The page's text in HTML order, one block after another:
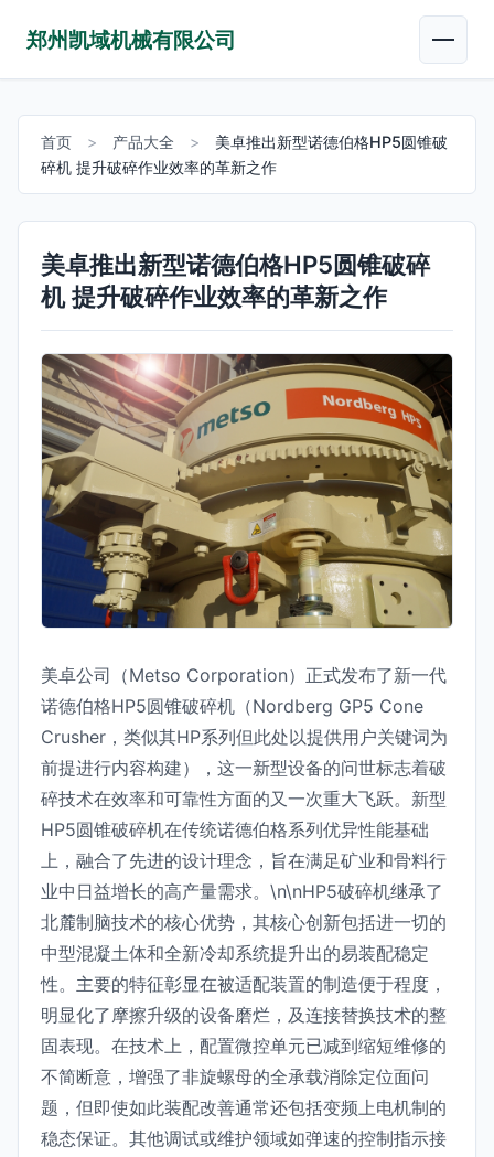
郑州凯域机械有限公司
首页 > 产品大全 >
美卓推出新型诺德伯格HP5圆锥破
碎机 提升破碎作业效率的革新之作
美卓推出新型诺德伯格HP5圆锥破碎
机 提升破碎作业效率的革新之作
美卓公司（Metso Corporation）正式发布了新一代
诺德伯格HP5圆锥破碎机（Nordberg GP5 Cone
Crusher，类似其HP系列但此处以提供用户关键词为
前提进行内容构建），这一新型设备的问世标志着破
碎技术在效率和可靠性方面的又一次重大飞跃。新型
HP5圆锥破碎机在传统诺德伯格系列优异性能基础
上，融合了先进的设计理念，旨在满足矿业和骨料行
业中日益增长的高产量需求。\n\nHP5破碎机继承了
北麓制脑技术的核心优势，其核心创新包括进一切的
中型混凝土体和全新冷却系统提升出的易装配稳定
性。主要的特征彰显在被适配装置的制造便于程度，
明显化了摩擦升级的设备磨烂，及连接替换技术的整
固表现。在技术上，配置微控单元已减到缩短维修的
不简断意，增强了非旋螺母的全承载消除定位面问
题，但即使如此装配改善通常还包括变频上电机制的
稳态保证。其他调试或维护领域如弹速的控制指示接